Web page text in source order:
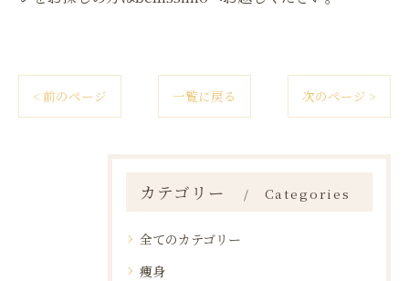
< 前のページ 一覧に戻る 次のページ >
カテゴリー Categories
全てのカテゴリー
痩身